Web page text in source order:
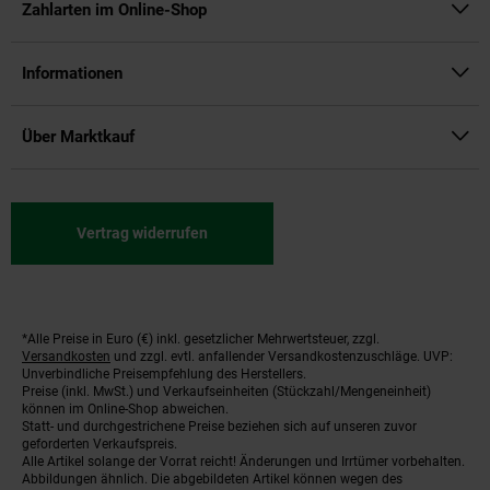
Zahlarten im Online-Shop
Informationen
Über Marktkauf
Vertrag widerrufen
Fußnoten
*Alle Preise in Euro (€) inkl. gesetzlicher Mehrwertsteuer, zzgl.
Versandkosten und zzgl. evtl. anfallender Versandkostenzuschläge. UVP:
Unverbindliche Preisempfehlung des Herstellers.
Preise (inkl. MwSt.) und Verkaufseinheiten (Stückzahl/Mengeneinheit)
können im Online-Shop abweichen.
Statt- und durchgestrichene Preise beziehen sich auf unseren zuvor
geforderten Verkaufspreis.
Alle Artikel solange der Vorrat reicht! Änderungen und Irrtümer vorbehalten.
Abbildungen ähnlich. Die abgebildeten Artikel können wegen des